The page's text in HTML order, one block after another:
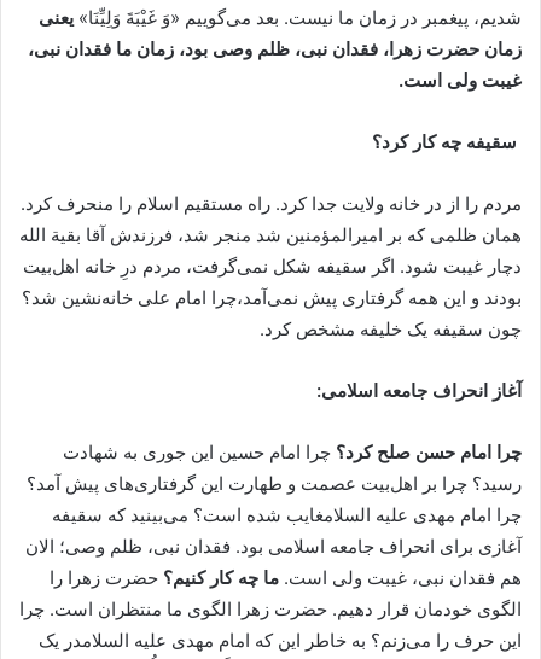
شدیم، پیغمبر در زمان ما نیست. بعد می‌گوییم «وَ غَيْبَةَ وَلِيِّنَا» یعنی
زمان حضرت زهرا، فقدان نبی، ظلم وصی بود، زمان ما فقدان نبی،
غیبت ولی است.
سقیفه چه کار کرد؟
مردم را از در خانه ولایت جدا کرد. راه مستقیم اسلام را منحرف کرد.
همان ظلمی که بر امیرالمؤمنین شد منجر شد، فرزندش آقا بقیة الله
دچار غیبت شود. اگر سقیفه شکل نمی‌گرفت، مردم درِ خانه اهل‌بیت
بودند و این همه گرفتاری پیش نمی‌آمد،‌چرا امام علی خانه‌نشین شد؟
چون سقیفه یک خلیفه مشخص کرد.
آغاز انحراف جامعه اسلامی:
چرا امام حسن صلح کرد؟ چرا امام حسین این جوری به شهادت
رسید؟ چرا بر اهل‌بیت عصمت و طهارت این گرفتاری‌های پیش آمد؟
چرا امام مهدی علیه السلامغایب شده است؟ می‌بینید که سقیفه
آغازی برای انحراف جامعه اسلامی بود. فقدان نبی، ظلم وصی؛ الان
هم فقدان نبی، غیبت ولی است. ما چه کار کنیم؟ حضرت زهرا را
الگوی خودمان قرار دهیم. حضرت زهرا الگوی ما منتظران است. چرا
این حرف را می‌زنم؟ به خاطر این که امام مهدی علیه السلامدر یک